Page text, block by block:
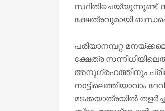
സ്ഥിതിചെയ്യുന്നുണ്ട്.
ക്ഷേത്രവുമായി
പരിയാനമ്പറ്റ
ക്ഷേത്ര
അനുഗ്രഹത്തിനും
നാട്ടിലെത്തിയാവാം
മടക്കയാത്രയിൽ